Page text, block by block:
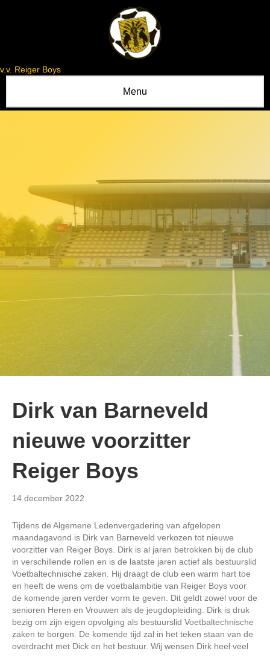
v.v. Reiger Boys
Menu
Dirk van Barneveld
nieuwe voorzitter
Reiger Boys
14 december 2022
Tijdens de Algemene Ledenvergadering van afgelopen
maandagavond is Dirk van Barneveld verkozen tot nieuwe
voorzitter van Reiger Boys. Dirk is al jaren betrokken bij de club
in verschillende rollen en is de laatste jaren actief als bestuurslid
Voetbaltechnische zaken. Hij draagt de club een warm hart toe
en heeft de wens om de voetbalambitie van Reiger Boys voor
de komende jaren verder vorm te geven. Dit geldt zowel voor de
senioren Heren en Vrouwen als de jeugdopleiding. Dirk is druk
bezig om zijn eigen opvolging als bestuurslid Voetbaltechnische
zaken te borgen. De komende tijd zal in het teken staan van de
overdracht met Dick en het bestuur. Wij wensen Dirk heel veel